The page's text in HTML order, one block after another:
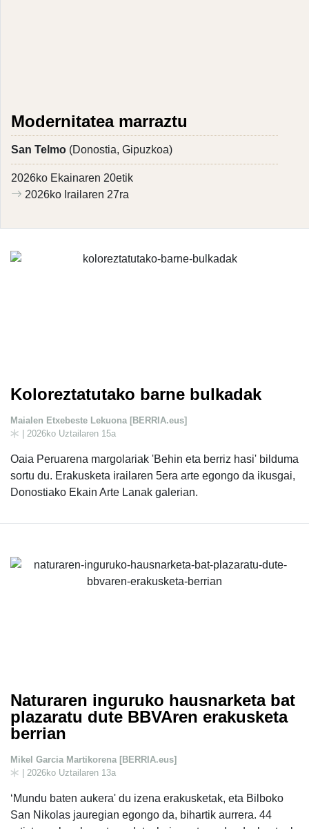
Modernitatea marraztu
San Telmo (Donostia, Gipuzkoa)
2026ko Ekainaren 20etik
2026ko Irailaren 27ra
Koloreztatutako barne bulkadak
Maialen Etxebeste Lekuona [BERRIA.eus]
| 2026ko Uztailaren 15a
Oaia Peruarena margolariak 'Behin eta berriz hasi' bilduma
sortu du. Erakusketa irailaren 5era arte egongo da ikusgai,
Donostiako Ekain Arte Lanak galerian.
Naturaren inguruko hausnarketa bat
plazaratu dute BBVAren erakusketa
berrian
Mikel Garcia Martikorena [BERRIA.eus]
| 2026ko Uztailaren 13a
‘Mundu baten aukera' du izena erakusketak, eta Bilboko
San Nikolas jauregian egongo da, bihartik aurrera. 44